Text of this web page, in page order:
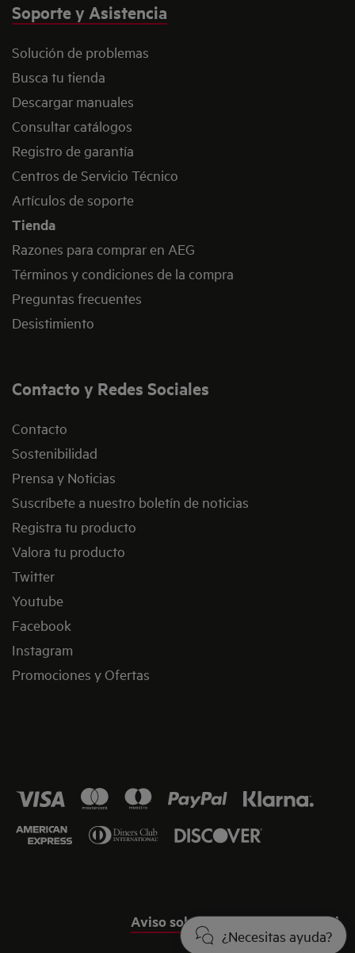
¿Necesitas ayuda?
Soporte y Asistencia
Solución de problemas
Busca tu tienda
Descargar manuales
Consultar catálogos
Registro de garantía
Centros de Servicio Técnico
Artículos de soporte
Tienda
Razones para comprar en AEG
Términos y condiciones de la compra
Preguntas frecuentes
Desistimiento
Contacto y Redes Sociales
Contacto
Sostenibilidad
Prensa y Noticias
Suscríbete a nuestro boletín de noticias
Registra tu producto
Valora tu producto
Twitter
Youtube
Facebook
Instagram
Promociones y Ofertas
Marco legal
Aviso sobre cookies